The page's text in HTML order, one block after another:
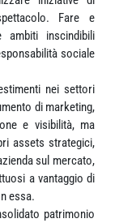
Fare e
ambiti inscindibili
sociale
nei settori
di marketing,
e visibilità, ma
assets strategici,
sul mercato,
a vantaggio di
essa.
patrimonio